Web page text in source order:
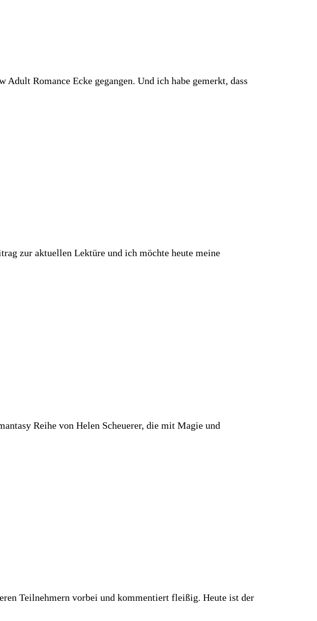
Romance Ecke gegangen. Und ich habe gemerkt, dass
zur aktuellen Lektüre und ich möchte heute meine
Reihe von Helen Scheuerer, die mit Magie und
Teilnehmern vorbei und kommentiert fleißig. Heute ist der